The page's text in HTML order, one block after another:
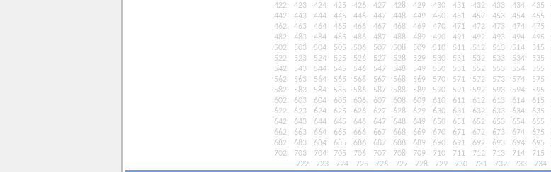
422
423 424 425 426 427 428 429 430 431 432 433 434 435
442
443 444 445 446 447 448 449 450 451 452 453 454 455
462
463 464 465 466 467 468 469 470 471 472 473 474 475
482
483 484 485 486 487 488 489 490 491 492 493 494 495
502
503 504 505 506 507 508 509 510 511 512 513 514 515
522
523 524 525 526 527 528 529 530 531 532 533 534 535
542
543 544 545 546 547 548 549 550 551 552 553 554 555
562
563 564 565 566 567 568 569 570 571 572 573 574 575
582
583 584 585 586 587 588 589 590 591 592 593 594 595
602
603 604 605 606 607 608 609 610 611 612 613 614 615
622
623 624 625 626 627 628 629 630 631 632 633 634 635
642
643 644 645 646 647 648 649 650 651 652 653 654 655
662
663 664 665 666 667 668 669 670 671 672 673 674 675
682
683 684 685 686 687 688 689 690 691 692 693 694 695
702
703 704 705 706 707 708 709 710 711 712 713 714 715
722
723 724 725 726 727 728 729 730 731 732 733 734